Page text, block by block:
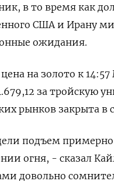
в то время как
США и Ирану
ожидания.
на золото к
за тройскую
рынков закрыта в
подъем примерно
огня, - ⁠сказал
довольно